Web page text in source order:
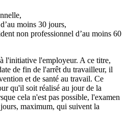
moins 30 jours,
non professionnel d’au moins 60
l'initiative l'employeur. A ce titre,
de fin de l'arrêt du travailleur, il
et de santé au travail. Ce
qu'il soit réalisé au jour de la
cela n'est pas possible, l'examen
maximum, qui suivent la